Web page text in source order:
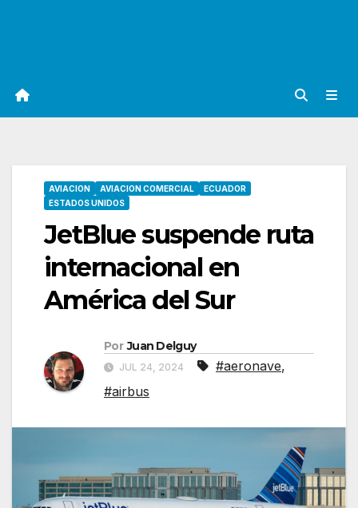
AVIACION AVIACION COMERCIAL
ECUADOR
ESTADOS UNIDOS
JetBlue suspende ruta
internacional en
América del Sur
Por Juan Delguy
JUL 24, 2024 #aeronave,
#airbus